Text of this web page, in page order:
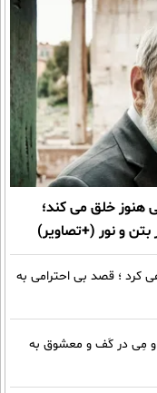
در 92 سالگی هنوز خلق می کند؛
بتن و نور (+تصاویر)
کرد ؛ قصد بی احترامی به
و مِی در کَف و معشوق به